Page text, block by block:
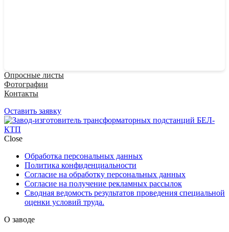
Опросные листы
Фотографии
Контакты
Оставить заявку
Close
Обработка персональных данных
Политика конфиденциальности
Согласие на обработку персональных данных
Согласие на получение рекламных рассылок
Сводная ведомость результатов проведения специальной
оценки условий труда.
О заводе